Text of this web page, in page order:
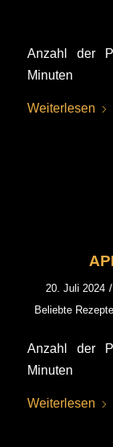
Anzahl der
Minuten
Weiterlesen
20. Juli 2024 /
Beliebte Rezepte
Anzahl der
Minuten
Weiterlesen